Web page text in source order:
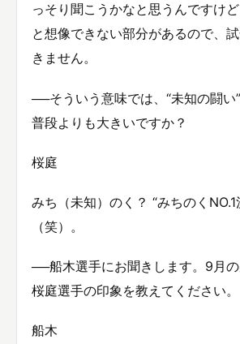
っそり聞こうかなと思うんですけ
と想像できない部分があるので、
きません。
──そういう意味では、“未知の闘い
普段よりも大きいですか？
桜庭
みち（未知）のく？ “みちのくNO.1
（笑）。
──船木選手にお聞きします。9月
桜庭選手の印象を教えてください。
船木